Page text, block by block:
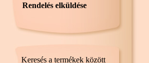
Rendelés elküldése
Keresés a termékek között